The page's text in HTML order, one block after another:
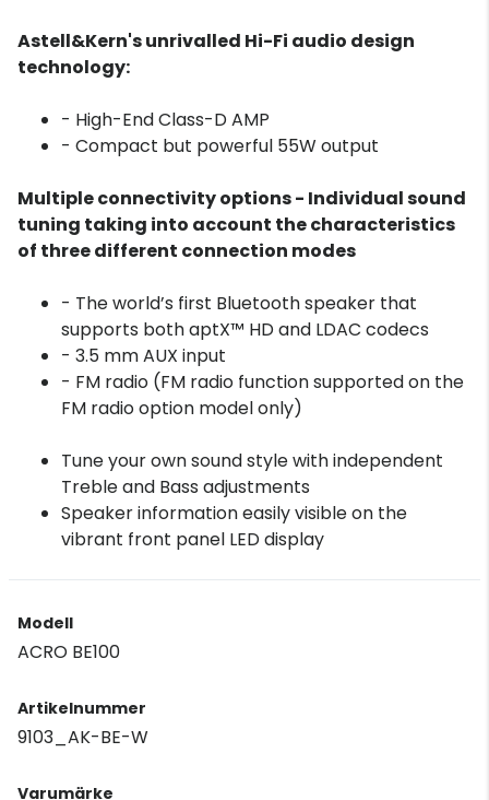
Astell&Kern's unrivalled Hi-Fi audio design
technology:
- High-End Class-D AMP
- Compact but powerful 55W output
Multiple connectivity options - Individual sound
tuning taking into account the characteristics
of three different connection modes
- The world’s first Bluetooth speaker that
supports both aptX™ HD and LDAC codecs
- 3.5 mm AUX input
- FM radio (FM radio function supported on the
FM radio option model only)
Tune your own sound style with independent
Treble and Bass adjustments
Speaker information easily visible on the
vibrant front panel LED display
Modell
ACRO BE100
Artikelnummer
9103_AK-BE-W
Varumärke